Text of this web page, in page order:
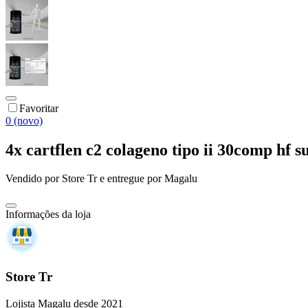
Favoritar
0 (novo)
4x cartflen c2 colageno tipo ii 30comp hf
Vendido por Store Tre entregue por Magalu
Informações da loja
Store Tr
Lojista Magalu desde 2021